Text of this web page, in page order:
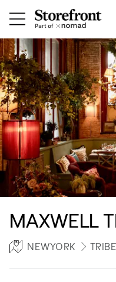
MAXWELL
NEWYORK